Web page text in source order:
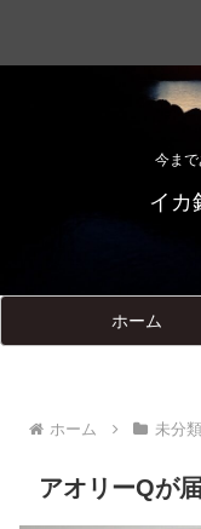
今ま
イ
ホーム
ホーム 未分類
アオリーQが